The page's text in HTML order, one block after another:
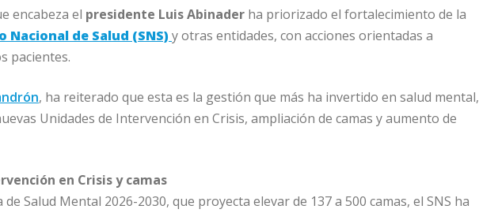
m
p
ti
r
encabeza el presidente Luis Abinader ha priorizado el fortalecimiento de la
Nacional de Salud (SNS) y otras entidades, con acciones orientadas a
pacientes.
, ha reiterado que esta es la gestión que más ha invertido en salud mental,
Unidades de Intervención en Crisis, ampliación de camas y aumento de
en Crisis y camas
Salud Mental 2026-2030, que proyecta elevar de 137 a 500 camas, el SNS ha